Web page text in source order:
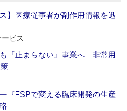
】医療従事者が副作用情報を迅
ビス
も『止まらない』事業へ 非常用
『FSPで変える臨床開発の生産